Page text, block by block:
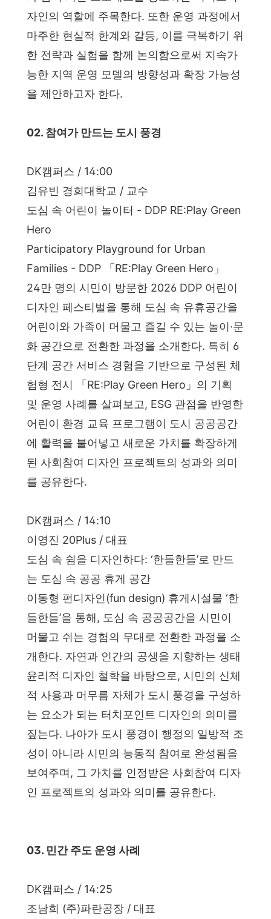
자인의 역할에 주목한다. 또한 운영 과정에서
마주한 현실적 한계와 갈등, 이를 극복하기 위
한 전략과 실험을 함께 논의함으로써 지속가
능한 지역 운영 모델의 방향성과 확장 가능성
을 제안하고자 한다.
02. 참여가 만드는 도시 풍경
DK캠퍼스 / 14:00
김유빈 경희대학교 / 교수
도심 속 어린이 놀이터 - DDP RE:Play Green
Hero
Participatory Playground for Urban
Families - DDP 「RE:Play Green Hero」
24만 명의 시민이 방문한 2026 DDP 어린이
디자인 페스티벌을 통해 도심 속 유휴공간을
어린이와 가족이 머물고 즐길 수 있는 놀이·문
화 공간으로 전환한 과정을 소개한다. 특히 6
단계 공간 서비스 경험을 기반으로 구성된 체
험형 전시 「RE:Play Green Hero」의 기획
및 운영 사례를 살펴보고, ESG 관점을 반영한
어린이 환경 교육 프로그램이 도시 공공공간
에 활력을 불어넣고 새로운 가치를 확장하게
된 사회참여 디자인 프로젝트의 성과와 의미
를 공유한다.
DK캠퍼스 / 14:10
이영진 20Plus / 대표
도심 속 쉼을 디자인하다: ‘한들한들’로 만드
는 도심 속 공공 휴게 공간
이동형 펀디자인(fun design) 휴게시설물 ‘한
들한들’을 통해, 도심 속 공공공간을 시민이
머물고 쉬는 경험의 무대로 전환한 과정을 소
개한다. 자연과 인간의 공생을 지향하는 생태
윤리적 디자인 철학을 바탕으로, 시민의 신체
적 사용과 머무름 자체가 도시 풍경을 구성하
는 요소가 되는 터치포인트 디자인의 의미를
짚는다. 나아가 도시 풍경이 행정의 일방적 조
성이 아니라 시민의 능동적 참여로 완성됨을
보여주며, 그 가치를 인정받은 사회참여 디자
인 프로젝트의 성과와 의미를 공유한다.
03. 민간 주도 운영 사례
DK캠퍼스 / 14:25
조남희 (주)파란공장 / 대표